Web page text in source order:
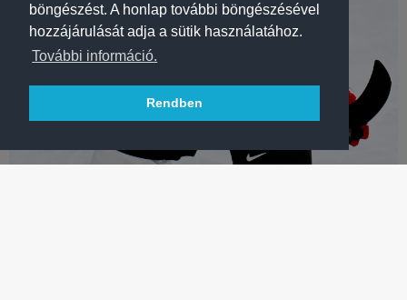
böngészést. A honlap további böngészésével
hozzájárulását adja a sütik használatához.
További információ.
Rendben